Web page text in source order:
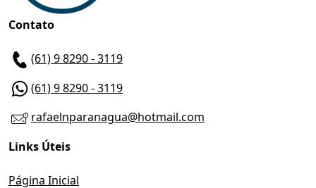
Contato
(61) 9 8290 - 3119
(61) 9 8290 - 3119
rafaelnparanagua@hotmail.com
Links Úteis
Página Inicial